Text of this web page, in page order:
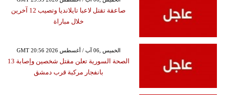
صاعقة تقتل لاعبا تايلانديا وتصيب 12 آخرين
خلال مباراة
GMT 20:56 2026 الخميس ,06 آب / أغسطس
الصحة السورية تعلن مقتل شخصين وإصابة 13
بانفجار مركبة قرب دمشق